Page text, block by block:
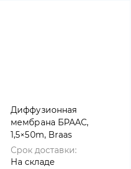
Диффузионная
мембрана БРААС,
1,5×50m, Braas
Срок доставки:
На складе